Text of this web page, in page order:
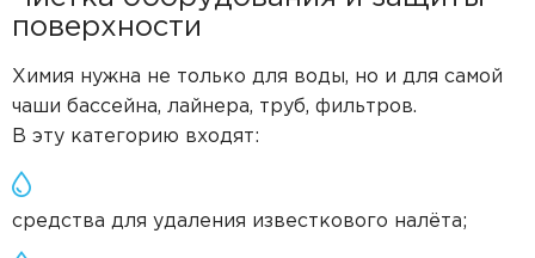
поверхности
Химия нужна не только для воды, но и для самой
чаши бассейна, лайнера, труб, фильтров.
В эту категорию входят:
средства для удаления известкового налёта;